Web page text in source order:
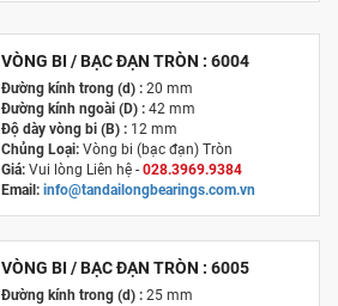
VÒNG BI / BẠC ĐẠN TRÒN : 6004
Đường kính trong (d) :20 mm
Đường kính ngoài (D) :42 mm
Độ dày vòng bi (B) :12 mm
Chủng Loại: Vòng bi (bạc đạn) Tròn
Giá:Vui lòng Liên hệ - 028.3969.9384
Email: info@tandailongbearings.com.vn
VÒNG BI / BẠC ĐẠN TRÒN : 6005
Đường kính trong (d) :25 mm